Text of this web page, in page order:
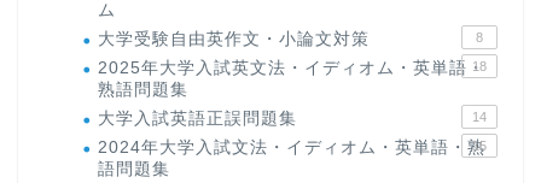
ム
大学受験自由英作文・小論文対策 8
2025年大学入試英文法・イディオム・英単語・
熟語問題集
18
大学入試英語正誤問題集 14
2024年大学入試文法・イディオム・英単語・熟
語問題集
15